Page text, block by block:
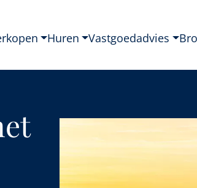
Huren Vastgoedadvies